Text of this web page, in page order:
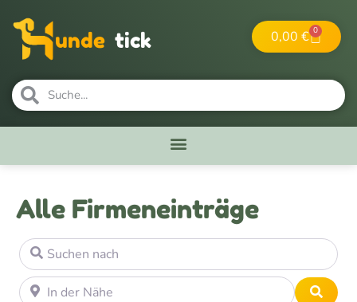
unde tick 0,00 € 0
Alle Firmeneinträge
Suchen nach
In der Nähe